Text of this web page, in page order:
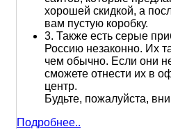
хорошей скидкой, а
вам пустую коробку.
3. Также есть серые
Россию незаконно. Их
чем обычно. Если они
сможете отнести их в
центр.
Будьте, пожалуйста,
Подробнее..